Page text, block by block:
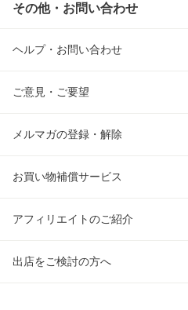
その他・お問い合わせ
ヘルプ・お問い合わせ
ご意見・ご要望
メルマガの登録・解除
お買い物補償サービス
アフィリエイトのご紹介
出店をご検討の方へ